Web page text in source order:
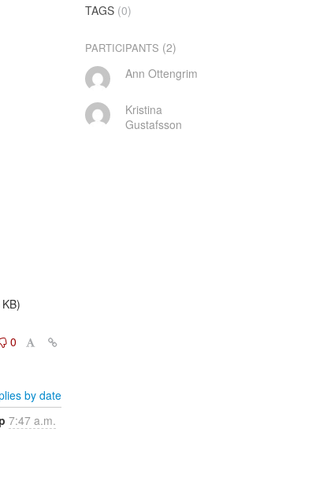
0
by date
7:47 a.m.
TAGS (0)
PARTICIPANTS (2)
Ann Ottengrim
Kristina
Gustafsson